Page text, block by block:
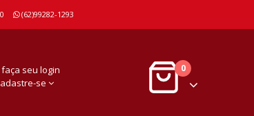
(62)99282-1293
seu login
se
0